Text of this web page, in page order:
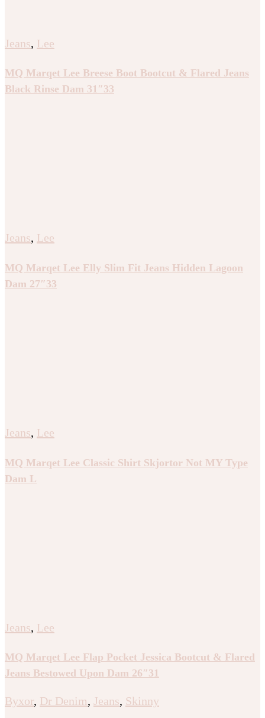
Jeans, Lee
MQ Marqet Lee Breese Boot Bootcut & Flared Jeans
Black Rinse Dam 31″33
Jeans, Lee
MQ Marqet Lee Elly Slim Fit Jeans Hidden Lagoon
Dam 27″33
Jeans, Lee
MQ Marqet Lee Classic Shirt Skjortor Not MY Type
Dam L
Jeans, Lee
MQ Marqet Lee Flap Pocket Jessica Bootcut & Flared
Jeans Bestowed Upon Dam 26″31
Byxor, Dr Denim, Jeans, Skinny